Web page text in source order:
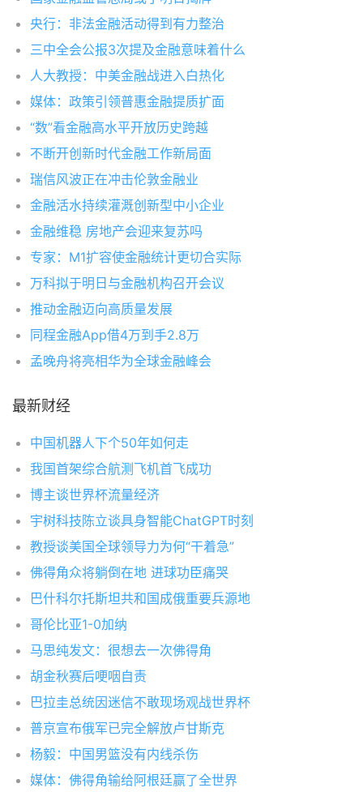
央行：非法金融活动得到有力整治
三中全会公报3次提及金融意味着什么
人大教授：中美金融战进入白热化
媒体：政策引领普惠金融提质扩面
“数”看金融高水平开放历史跨越
不断开创新时代金融工作新局面
瑞信风波正在冲击伦敦金融业
金融活水持续灌溉创新型中小企业
金融维稳 房地产会迎来复苏吗
专家：M1扩容使金融统计更切合实际
万科拟于明日与金融机构召开会议
推动金融迈向高质量发展
同程金融App借4万到手2.8万
孟晚舟将亮相华为全球金融峰会
最新财经
中国机器人下个50年如何走
我国首架综合航测飞机首飞成功
博主谈世界杯流量经济
宇树科技陈立谈具身智能ChatGPT时刻
教授谈美国全球领导力为何“干着急”
佛得角众将躺倒在地 进球功臣痛哭
巴什科尔托斯坦共和国成俄重要兵源地
哥伦比亚1-0加纳
马思纯发文：很想去一次佛得角
胡金秋赛后哽咽自责
巴拉圭总统因迷信不敢现场观战世界杯
普京宣布俄军已完全解放卢甘斯克
杨毅：中国男篮没有内线杀伤
媒体：佛得角输给阿根廷赢了全世界